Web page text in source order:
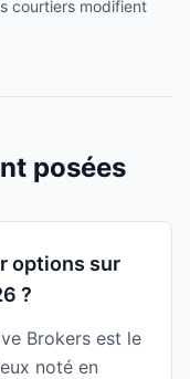
courtiers modifient
posées
options sur
?
Brokers est le
noté en